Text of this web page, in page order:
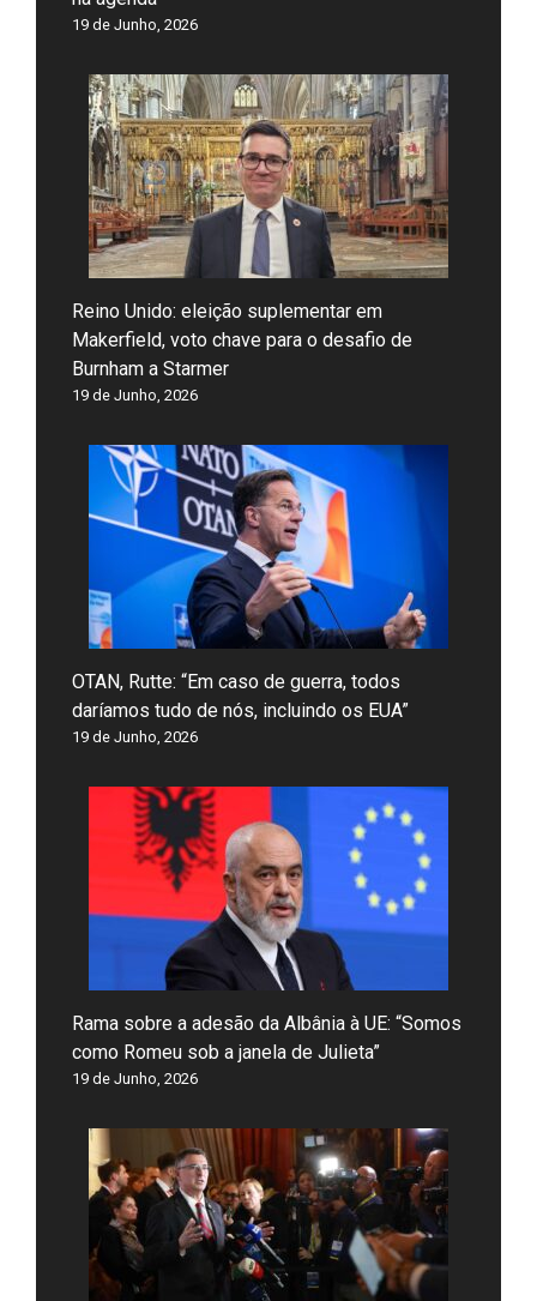
19 de Junho, 2026
Reino Unido: eleição suplementar em
Makerfield, voto chave para o desafio de
Burnham a Starmer
19 de Junho, 2026
OTAN, Rutte: “Em caso de guerra, todos
daríamos tudo de nós, incluindo os EUA”
19 de Junho, 2026
Rama sobre a adesão da Albânia à UE: “Somos
como Romeu sob a janela de Julieta”
19 de Junho, 2026